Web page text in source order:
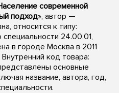
современной
подход», автор —
относится к типу:
24.00.01,
в городе Москва в 2011
код товара:
основные
название, автора, год,